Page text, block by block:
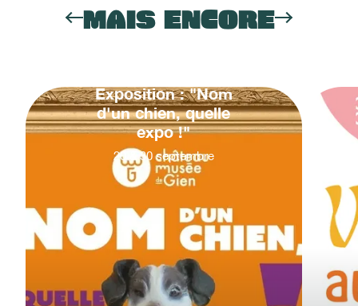
MAIS ENCORE
Exposition : "Nom
d'un chien, quelle
expo !"
20 30 septembre